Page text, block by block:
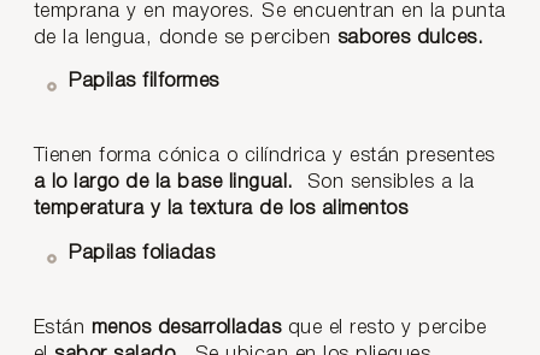
temprana y en mayores. Se encuentran en la punta
de la lengua, donde se perciben sabores dulces.
Papilas filformes
Tienen forma cónica o cilíndrica y están presentes
a lo largo de la base lingual. Son sensibles a la
temperatura y la textura de los alimentos
Papilas foliadas
Están menos desarrolladasque el resto y percibe